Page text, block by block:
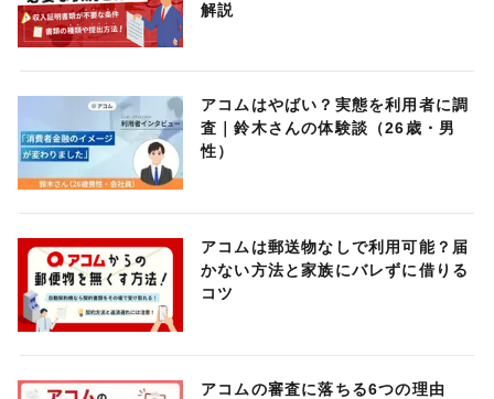
解説
アコムはやばい？実態を利用者に調
査｜鈴木さんの体験談（26歳・男
性）
アコムは郵送物なしで利用可能？届
かない方法と家族にバレずに借りる
コツ
アコムの審査に落ちる6つの理由